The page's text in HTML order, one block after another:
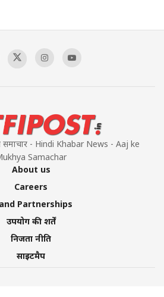
- Hindi Khabar News - Aaj ke
Samachar
About us
Careers
Partnerships
उपयोग की शर्तें
निजता नीति
साइटमैप